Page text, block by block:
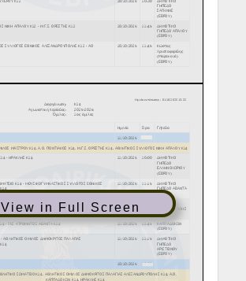
View in Full Screen